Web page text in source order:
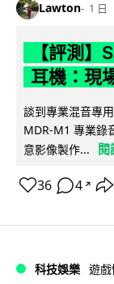
Lawton 1 日
【評測
耳機：現
談到專業混音專
MDR-M1 專業錄
意影像製作...
閱
36 4 ↗
科技娛樂 遊戲